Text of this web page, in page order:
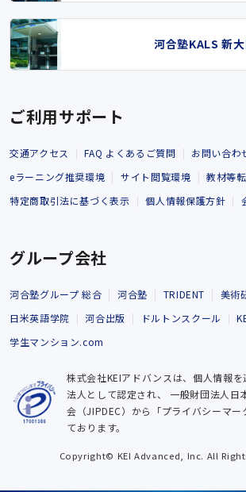
河合塾KALS 新
ご利用サポート
交通アクセス FAQ よくあるご質問
お問い合わ
eラーニング推奨環境
サイト閲覧環境
教材等
特定商取引法に基づく表示
個人情報保護方針
グループ会社
河合塾グループ 総合 河合塾 TRIDENT
美術
日米英語学院
河合出版 ドルトンスクール
学生マンション.com
株式会社KEIアドバンスは、個人情報を
法人として認定され、 一般財団法人日
会（JIPDEC）から「プライバシーマ
ております。
Copyright© KEI Advanced, Inc. All